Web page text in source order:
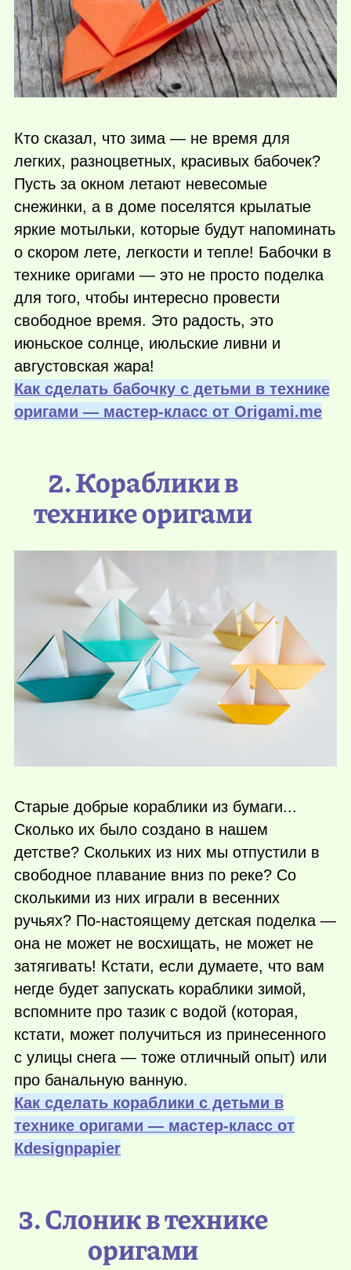
Кто сказал, что зима — не время для
легких, разноцветных, красивых бабочек?
Пусть за окном летают невесомые
снежинки, а в доме поселятся крылатые
яркие мотыльки, которые будут напоминать
о скором лете, легкости и тепле! Бабочки в
технике оригами — это не просто поделка
для того, чтобы интересно провести
свободное время. Это радость, это
июньское солнце, июльские ливни и
августовская жара!
Как сделать бабочку с детьми в технике
оригами — мастер-класс от Оrigami.me
2. Кораблики в
технике оригами
Старые добрые кораблики из бумаги...
Сколько их было создано в нашем
детстве? Скольких из них мы отпустили в
свободное плавание вниз по реке? Со
сколькими из них играли в весенних
ручьях? По-настоящему детская поделка —
она не может не восхищать, не может не
затягивать! Кстати, если думаете, что вам
негде будет запускать кораблики зимой,
вспомните про тазик с водой (которая,
кстати, может получиться из принесенного
с улицы снега — тоже отличный опыт) или
про банальную ванную.
Как сделать кораблики с детьми в
технике оригами — мастер-класс от
Кdesignpapier
3. Слоник в технике
оригами